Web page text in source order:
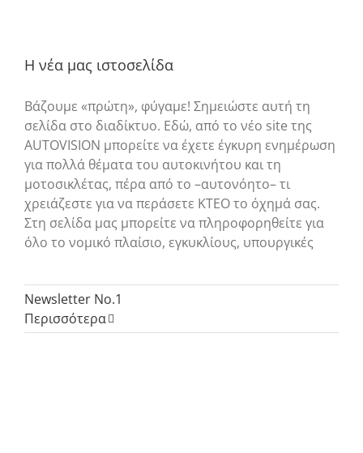
Η νέα μας ιστοσελίδα
Βάζουμε «πρώτη», φύγαμε! Σημειώστε αυτή τη
σελίδα στο διαδίκτυο. Εδώ, από το νέο site της
AUTOVISION μπορείτε να έχετε έγκυρη ενημέρωση
για πολλά θέματα του αυτοκινήτου και τη
μοτοσικλέτας, πέρα από το –αυτονόητο– τι
χρειάζεστε για να περάσετε ΚΤΕΟ το όχημά σας.
Στη σελίδα μας μπορείτε να πληροφορηθείτε για
όλο το νομικό πλαίσιο, εγκυκλίους, υπουργικές
Newsletter No.1
Περισσότερα